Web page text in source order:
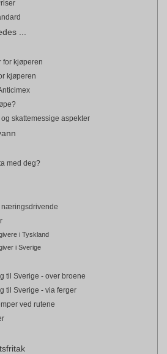
...
for kjøperen
kjøperen
skattemessige aspekter
med deg?
næringsdrivende
i Tyskland
i Sverige
til Sverige - over broene
til Sverige - via ferger
ved rutene